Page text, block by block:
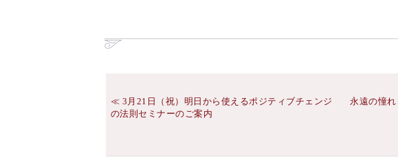
3月21日（祝）明日から使えるポジティブチェンジ
の法則セミナーのご案内
永遠の憧